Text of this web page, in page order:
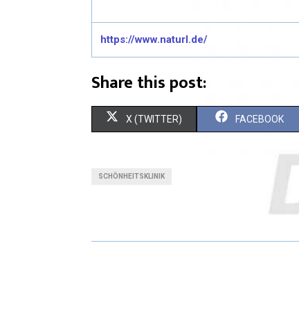
https://www.naturl.de/
Share this post:
X (TWITTER) FACEBOOK
SCHÖNHEITSKLINIK